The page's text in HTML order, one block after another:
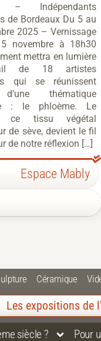
– Indépendants
de Bordeaux Du 5 au
2025 – Vernissage
novembre à 18h30
mettra en lumière
de 18 artistes
qui se réunissent
thématique
: le phloème. Le
ce tissu végétal
de sève, devient le fil
de notre réflexion […]
Espace Mably
Céramique
Les expositions de l'
siècle ? Pour